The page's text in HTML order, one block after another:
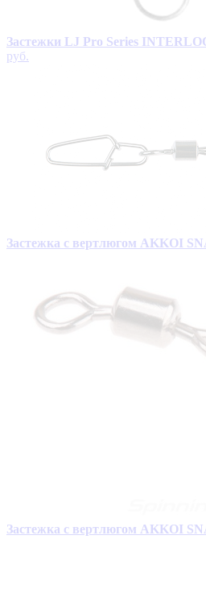
Застежки LJ Pro Series
руб.
Застежка с вертлюгом AKKOI
Застежка с вертлюгом AKKOI